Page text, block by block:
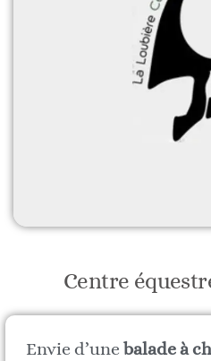
Centre
Envie d’une balade à